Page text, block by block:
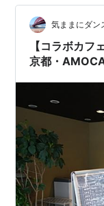
話していきます
直前1…気ままにダン
【コラボカフ
京都・